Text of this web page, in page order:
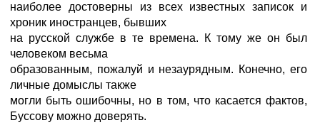
наиболее достоверны из всех известных записок и
хроник иностранцев, бывших
на русской службе в те времена. К тому же он был
человеком весьма
образованным, пожалуй и незаурядным. Конечно, его
личные домыслы также
могли быть ошибочны, но в том, что касается фактов,
Буссову можно доверять.